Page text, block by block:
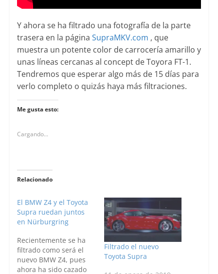
Y ahora se ha filtrado una fotografía de la parte
trasera en la página SupraMKV.com , que
muestra un potente color de carrocería amarillo y
unas líneas cercanas al concept de Toyora FT-1.
Tendremos que esperar algo más de 15 días para
verlo completo o quizás haya más filtraciones.
Me gusta esto:
Cargando...
Relacionado
El BMW Z4 y el Toyota
Supra ruedan juntos
en Nürburgring
Recientemente se ha
filtrado como será el
nuevo BMW Z4, pues
ahora ha sido cazado
Filtrado el nuevo
Toyota Supra